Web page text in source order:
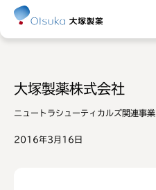
大塚製薬株式会社
ニュートラシューティカルズ関連事業
2016年3月16日